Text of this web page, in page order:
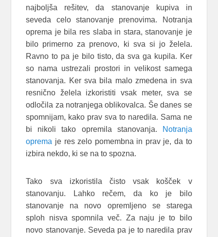
najboljša rešitev, da stanovanje kupiva in
seveda celo stanovanje prenovima. Notranja
oprema je bila res slaba in stara, stanovanje je
bilo primerno za prenovo, ki sva si jo želela.
Ravno to pa je bilo tisto, da sva ga kupila. Ker
so nama ustrezali prostori in velikost samega
stanovanja. Ker sva bila malo zmedena in sva
resnično želela izkoristiti vsak meter, sva se
odločila za notranjega oblikovalca. Še danes se
spomnijam, kako prav sva to naredila. Sama ne
bi nikoli tako opremila stanovanja.
Notranja
oprema je res zelo pomembna in prav je, da to
izbira nekdo, ki se na to spozna.
Tako sva izkoristila čisto vsak košček v
stanovanju. Lahko rečem, da ko je bilo
stanovanje na novo opremljeno se starega
sploh nisva spomnila več. Za naju je to bilo
novo stanovanje. Seveda pa je to naredila prav